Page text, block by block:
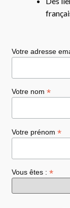
Votre adresse
Votre nom *
Votre prénom *
Vous êtes : *